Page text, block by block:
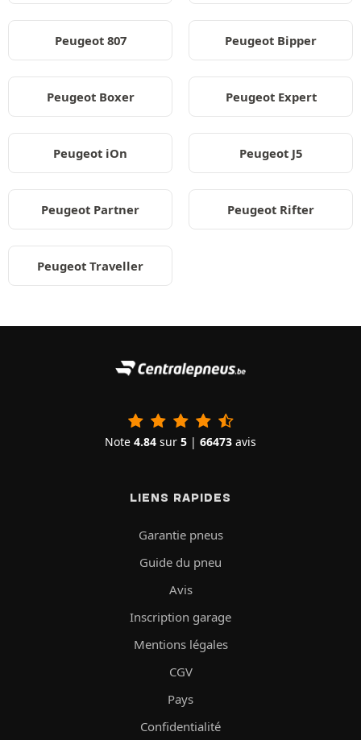
Peugeot 807 Peugeot Bipper
Peugeot Boxer Peugeot Expert
Peugeot iOn Peugeot J5
Peugeot Partner Peugeot Rifter
Peugeot Traveller
Note 4.84 sur 5 | 66473 avis
LIENS RAPIDES
Garantie pneus
Guide du pneu
Avis
Inscription garage
Mentions légales
CGV
Pays
Confidentialité